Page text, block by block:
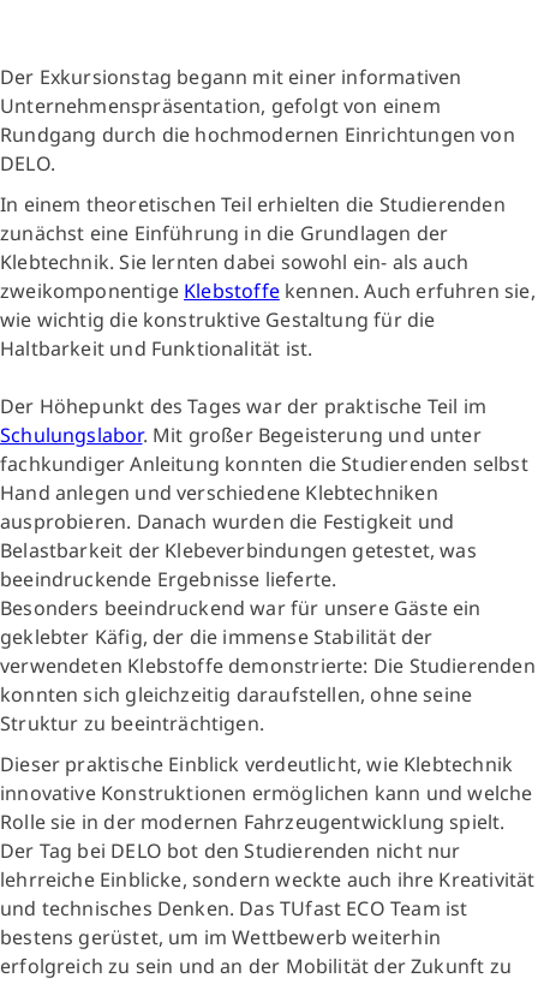
Der Exkursionstag begann mit einer informativen
Unternehmenspräsentation, gefolgt von einem
Rundgang durch die hochmodernen Einrichtungen von
DELO.
In einem theoretischen Teil erhielten die Studierenden
zunächst eine Einführung in die Grundlagen der
Klebtechnik. Sie lernten dabei sowohl ein- als auch
zweikomponentige Klebstoffekennen. Auch erfuhren sie,
wie wichtig die konstruktive Gestaltung für die
Haltbarkeit und Funktionalität ist.
Der Höhepunkt des Tages war der praktische Teil im
Schulungslabor. Mit großer Begeisterung und unter
fachkundiger Anleitung konnten die Studierenden selbst
Hand anlegen und verschiedene Klebtechniken
ausprobieren. Danach wurden die Festigkeit und
Belastbarkeit der Klebeverbindungen getestet, was
beeindruckende Ergebnisse lieferte.
Besonders beeindruckend war für unsere Gäste ein
geklebter Käfig, der die immense Stabilität der
verwendeten Klebstoffe demonstrierte: Die Studierenden
konnten sich gleichzeitig daraufstellen, ohne seine
Struktur zu beeinträchtigen.
Dieser praktische Einblick verdeutlicht, wie Klebtechnik
innovative Konstruktionen ermöglichen kann und welche
Rolle sie in der modernen Fahrzeugentwicklung spielt.
Der Tag bei DELO bot den Studierenden nicht nur
lehrreiche Einblicke, sondern weckte auch ihre Kreativität
und technisches Denken. Das TUfast ECO Team ist
bestens gerüstet, um im Wettbewerb weiterhin
erfolgreich zu sein und an der Mobilität der Zukunft zu